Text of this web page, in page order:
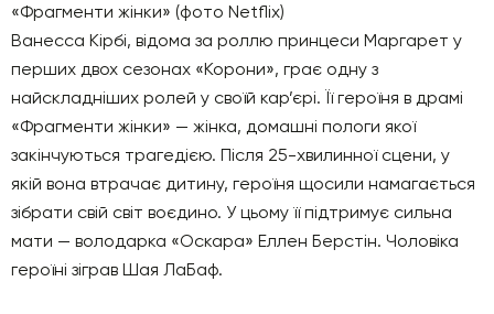
«Фрагменти жінки» (фото Netflix)
Ванесса Кірбі, відома за роллю принцеси Маргарет у
перших двох сезонах «Корони», грає одну з
найскладніших ролей у своїй кар’єрі. Її героїня в драмі
«Фрагменти жінки» — жінка, домашні пологи якої
закінчуються трагедією. Після 25-хвилинної сцени, у
якій вона втрачає дитину, героїня щосили намагається
зібрати свій світ воєдино. У цьому її підтримує сильна
мати — володарка «Оскара» Еллен Берстін. Чоловіка
героїні зіграв Шая ЛаБаф.